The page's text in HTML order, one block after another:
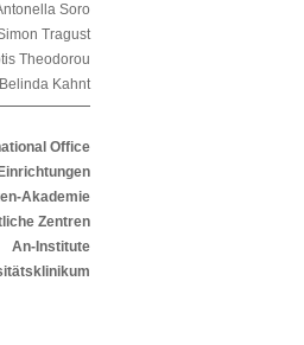
Soro
Tragust
Theodorou
Kahnt
Office
Akademie
Zentren
An-Institute